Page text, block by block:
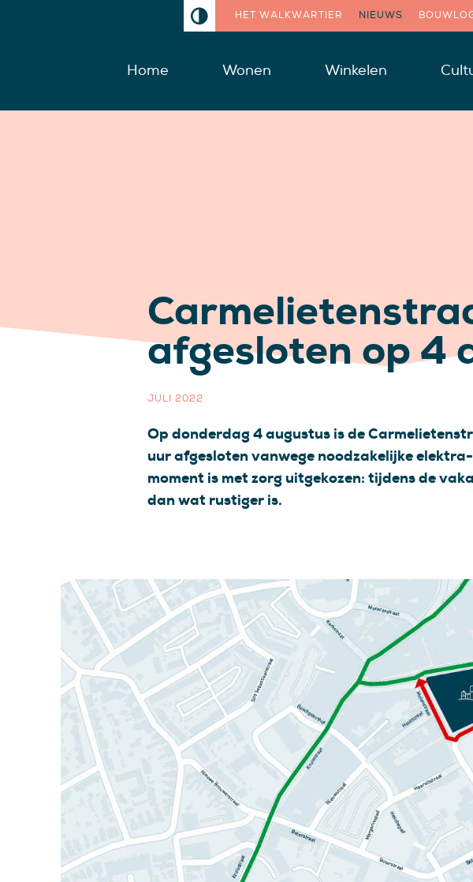
Home Wonen Winkelen
HET WALKWARTIER NIEUWS
afgesloten op 4
JULI 2022
Op donderdag 4 augustus is de
uur afgesloten vanwege noodzakelijke
moment is met zorg uitgekozen: tijdens de
dan wat rustiger is.